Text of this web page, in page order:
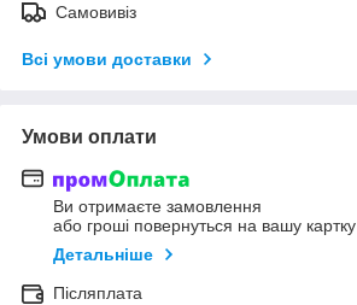
Самовивіз
Всі умови доставки
Умови оплати
Ви отримаєте замовлення
або гроші повернуться на вашу картку
Детальніше
Післяплата